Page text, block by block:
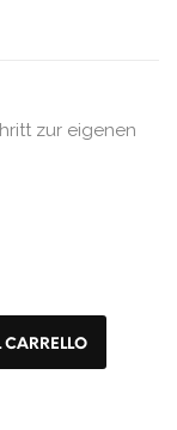
zur eigenen
CARRELLO